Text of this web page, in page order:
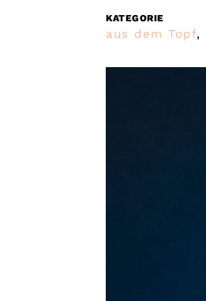
KATEGORIE
aus dem Topf,